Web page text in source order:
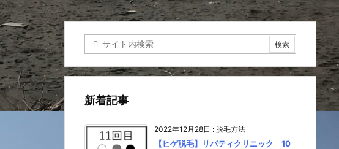
新着記事
2022年12月28日 : 脱毛方法
【ヒゲ脱毛】リバティクリニック 10